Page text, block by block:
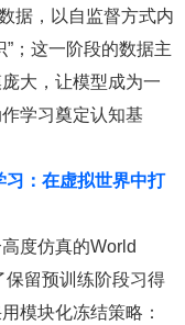
据，以自监督方式内
；这一阶段的数据主
大，让模型成为一
作学习奠定认知基
：在虚拟世界中打
度仿真的World
保留预训练阶段习得
模块化冻结策略：